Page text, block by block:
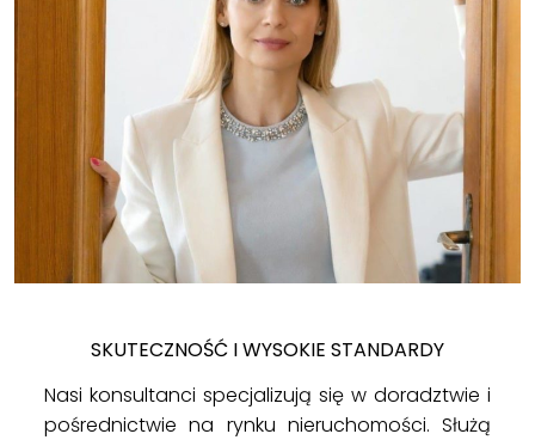
SKUTECZNOŚĆ I WYSOKIE STANDARDY
Nasi konsultanci specjalizują się w doradztwie i
pośrednictwie na rynku nieruchomości. Służą